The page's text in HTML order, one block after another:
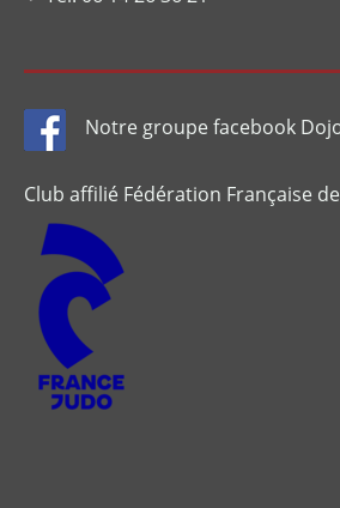
Notre groupe facebook
Club affilié Fédération Française